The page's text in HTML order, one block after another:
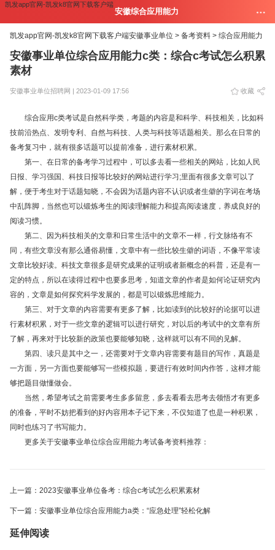
凯发app官网-凯发k8官网下载客户端
安徽综合应用能力
凯发app官网-凯发k8官网下载客户端安徽事业单位 > 备考资料 > 综合应用能力
安徽事业单位综合应用能力c类：综合c考试怎么积累
素材
安徽事业单位招聘网 | 2023-01-09 17:56 收藏
综合应用c类考试是自然科学类，考题的内容是和科学、科技相关，比如科
技前沿热点、发明专利、自然与科技、人类与科技等话题相关。那么在日常的
备考复习中，就有很多话题可以提前准备，进行素材积累。
第一、在日常的备考学习过程中，可以多去看一些相关的网站，比如人民
日报、学习强国、科技日报等比较好的网站进行学习;里面有很多文章可以了
解，便于考生对于话题知晓，不会因为话题内容不认识或者生僻的字词在考场
中乱阵脚，当然也可以锻炼考生的阅读理解能力和提高阅读速度，养成良好的
阅读习惯。
第二、因为科技相关的文章和日常生活中的文章不一样，行文脉络有不
同，有些文章没有那么通俗易懂，文章中有一些比较生僻的词语，不像平常读
文章比较好读。科技文章很多是研究成果的证明或者新概念的科普，还是有一
定的特点，所以在读得过程中也要多思考，知道文章的作者是如何论证研究内
容的，文章是如何探究科学发展的，都是可以锻炼思维能力。
第三、对于文章的内容需要有更多了解，比如读到的比较好的论据可以进
行素材积累，对于一些文章的逻辑可以进行研究，对以后的考试中的文章有所
了解，再来对于比较新的政策也要能够知晓，这样就可以有不同的见解。
第四、读只是其中之一，还需要对于文章内容需要有题目的写作，真题是
一方面，另一方面也要能够写一些模拟题，要进行有效时间内作答，这样才能
够把题目做懂做会。
当然，希望考试之前需要考生多多留意，多去看看去思考去领悟才有更多
的准备，平时不妨把看到的好内容用本子记下来，不仅知道了也是一种积累，
同时也练习了书写能力。
更多关于安徽事业单位综合应用能力考试备考资料推荐：
上一篇：2023安徽事业单位备考：综合c考试怎么积累素材
下一篇：安徽事业单位综合应用能力a类：“应急处理”轻松化解
延伸阅读